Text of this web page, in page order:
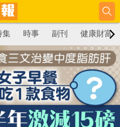
集 時事 副刊 健康財富